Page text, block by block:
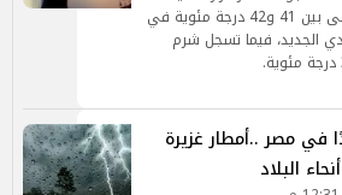
تتراوح درجات الحرارة العظمى بين 41 و42 درجة مئوية في
الجديد، فيما تسجل شرم
مصر ..أمطار غزيرة
البلاد